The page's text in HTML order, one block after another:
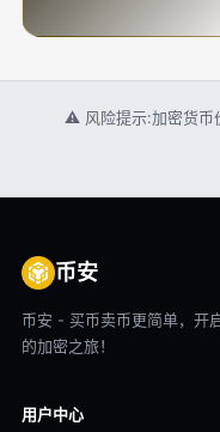
⚠ 风险提示:加密货币
币安
币安 - 买币卖币更简单，开
的加密之旅！
用户中心